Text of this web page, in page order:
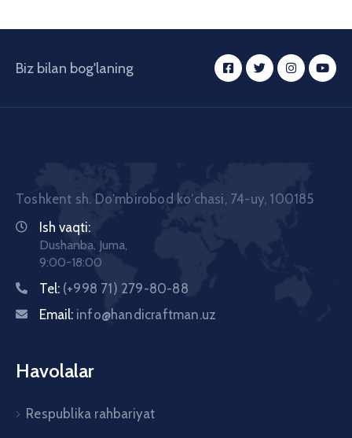
Biz bilan bog'laning
Toshkent sh. Doʼmbirobod koʼchasi, 74-uy, 100185
Ish vaqti:
Dushanba, Juma,
9:00-18:00
Tel: (+998 71) 279-80-88
Email: info@handicraftman.uz
Havolalar
Respublika rahbariyat